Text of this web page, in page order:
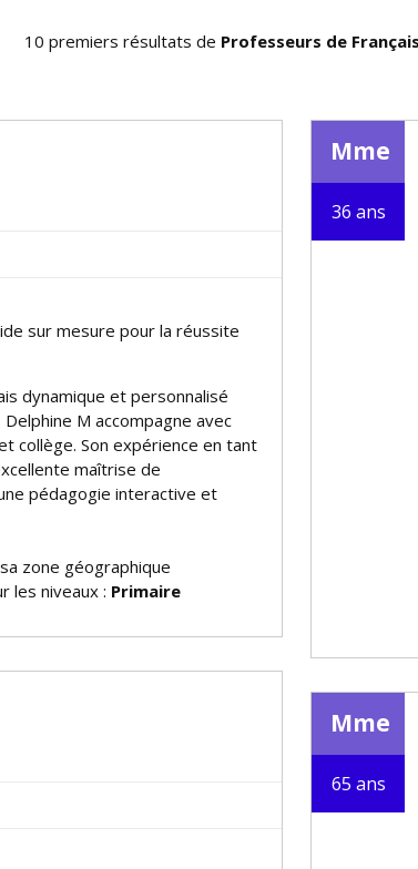
10 premiers résultats de Professeurs de
sur mesure pour la réussite
dynamique et personnalisé
M accompagne avec
collège. Son expérience en tant
maîtrise de
pédagogie interactive et
zone géographique
les niveaux : Primaire
Mme
36 ans
Mme
65 ans